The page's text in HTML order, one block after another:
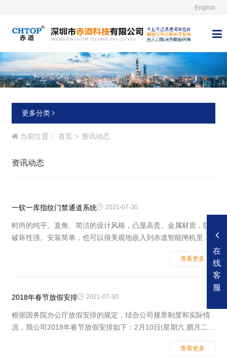
English
更多分类
资讯动态
当前位置： 首页 > 资讯动态
一软一库指纹门禁通道系统 2021-07-30
时尚的纯平、直角、简洁的设计风格，凸显高贵。金属材质，防
破坏性强。安装简单，也可以很美观地嵌入到赤道智能闸机里
管理，一个网络，一个数据库，操作更便捷，使用更方便。详细
查看更多
2018年春节放假安排 2021-07-30
根据国务院办公厅放假安排的规定，结合公司规章制度和实际情
况，我公司2018年春节放假安排如下：2月10日(星期六,腊月二十
正月十一)开始上班。祝您新春快乐、阖家团圆！深圳市赤道科技
查看更多
在
线
客
服